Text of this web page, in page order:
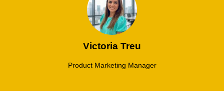
Victoria Treu
Product Marketing Manager